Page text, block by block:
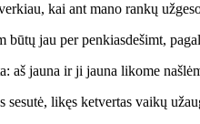
kai ant ma­no ran­kų
jau per pen­kias­de­šimt,
aš jau­na ir ji jau­na li­ko­me
li­kęs ket­ver­tas vai­kų